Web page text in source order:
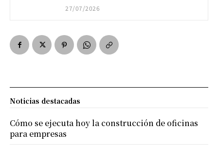
27/07/2026
Noticias destacadas
Cómo se ejecuta hoy la construcción de oficinas
para empresas